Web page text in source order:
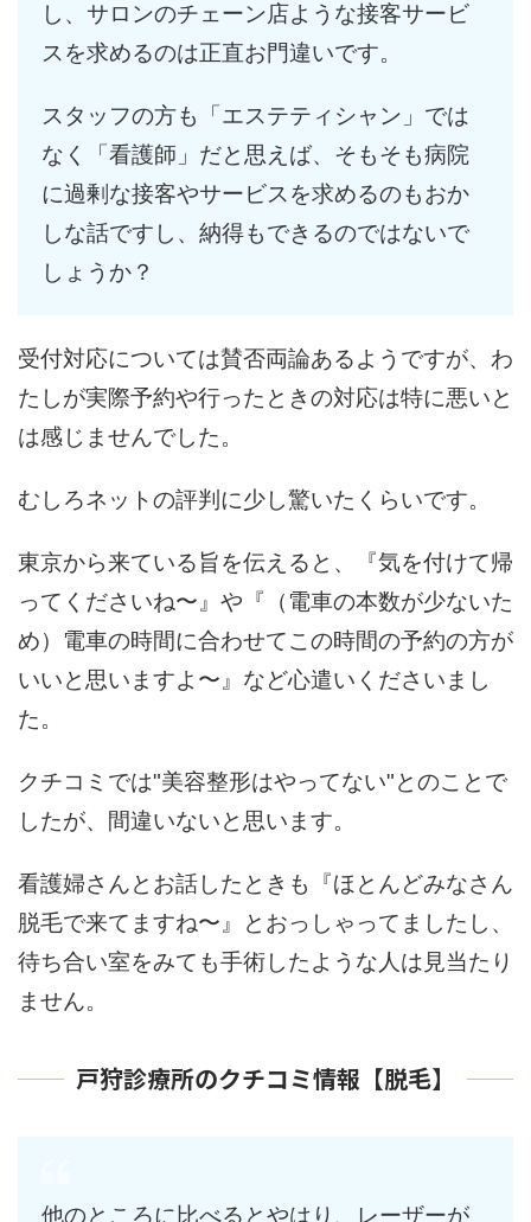
し、サロンのチェーン店ような接客サービ
スを求めるのは正直お門違いです。
スタッフの方も「エステティシャン」では
なく「看護師」だと思えば、そもそも病院
に過剰な接客やサービスを求めるのもおか
しな話ですし、納得もできるのではないで
しょうか？
受付対応については賛否両論あるようですが、わ
たしが実際予約や行ったときの対応は特に悪いと
は感じませんでした。
むしろネットの評判に少し驚いたくらいです。
東京から来ている旨を伝えると、『気を付けて帰
ってくださいね〜』や『（電車の本数が少ないた
め）電車の時間に合わせてこの時間の予約の方が
いいと思いますよ〜』など心遣いくださいまし
た。
クチコミでは"美容整形はやってない"とのことで
したが、間違いないと思います。
看護婦さんとお話したときも『ほとんどみなさん
脱毛で来てますね〜』とおっしゃってましたし、
待ち合い室をみても手術したような人は見当たり
ません。
戸狩診療所のクチコミ情報【脱毛】
他のところに比べるとやはり、レーザーが